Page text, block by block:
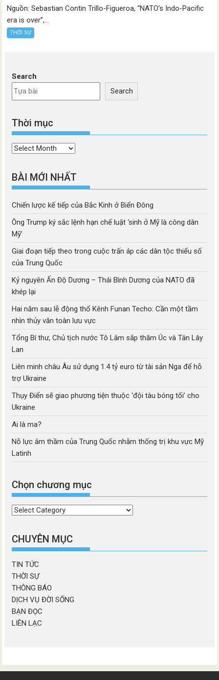
Nguồn: Sebastian Contin Trillo-Figueroa, “NATO’s Indo-Pacific
era is over”,...
THỜI SỰ
Search
Search
Thời mục
Thời
BÀI MỚI NHẤT
Chiến lược kế tiếp của Bắc Kinh ở Biển Đông
Ông Trump ký sắc lệnh hạn chế luật ‘sinh ở Mỹ là công dân
Mỹ’
Giai đoạn tiếp theo trong cuộc trấn áp các dân tộc thiểu số
của Trung Quốc
Kỷ nguyên Ấn Độ Dương – Thái Bình Dương của NATO đã
khép lại
Hai năm sau lễ động thổ Kênh Funan Techo: Cần một tầm
nhìn thủy văn toàn lưu vực
Tổng Bí thư, Chủ tịch nước Tô Lâm sắp thăm Úc và Tân Lây
Lan
Liên minh châu Âu sử dụng 1.4 tỷ euro từ tài sản Nga để hỗ
trợ Ukraine
Thụy Điển sẽ giao phương tiện thuộc ‘đội tàu bóng tối’ cho
Ukraine
Ai là ma?
Nỗ lực âm thầm của Trung Quốc nhằm thống trị khu vực Mỹ
Latinh
Chọn chương mục
Chọn
mục
CHUYÊN MỤC
TIN TỨC
THỜI SỰ
THÔNG BÁO
DỊCH VỤ ĐỜI SỐNG
BẠN ĐỌC
LIÊN LẠC